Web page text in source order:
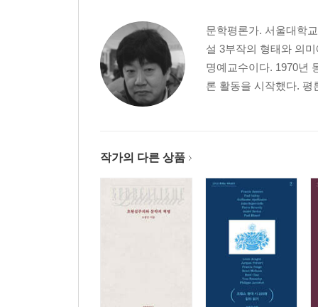
문학평론가. 서울대학
설 3부작의 형태와 의
명예교수이다. 1970년
론 활동을 시작했다. 평
작가의 다른 상품